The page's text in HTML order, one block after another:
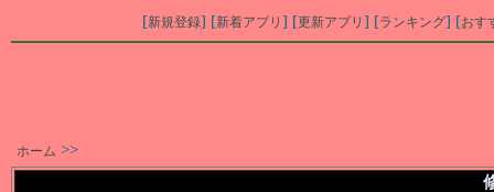
[新規登録] [新着アプリ ] [更新アプリ ] [ランキング] [おす
ホーム >>